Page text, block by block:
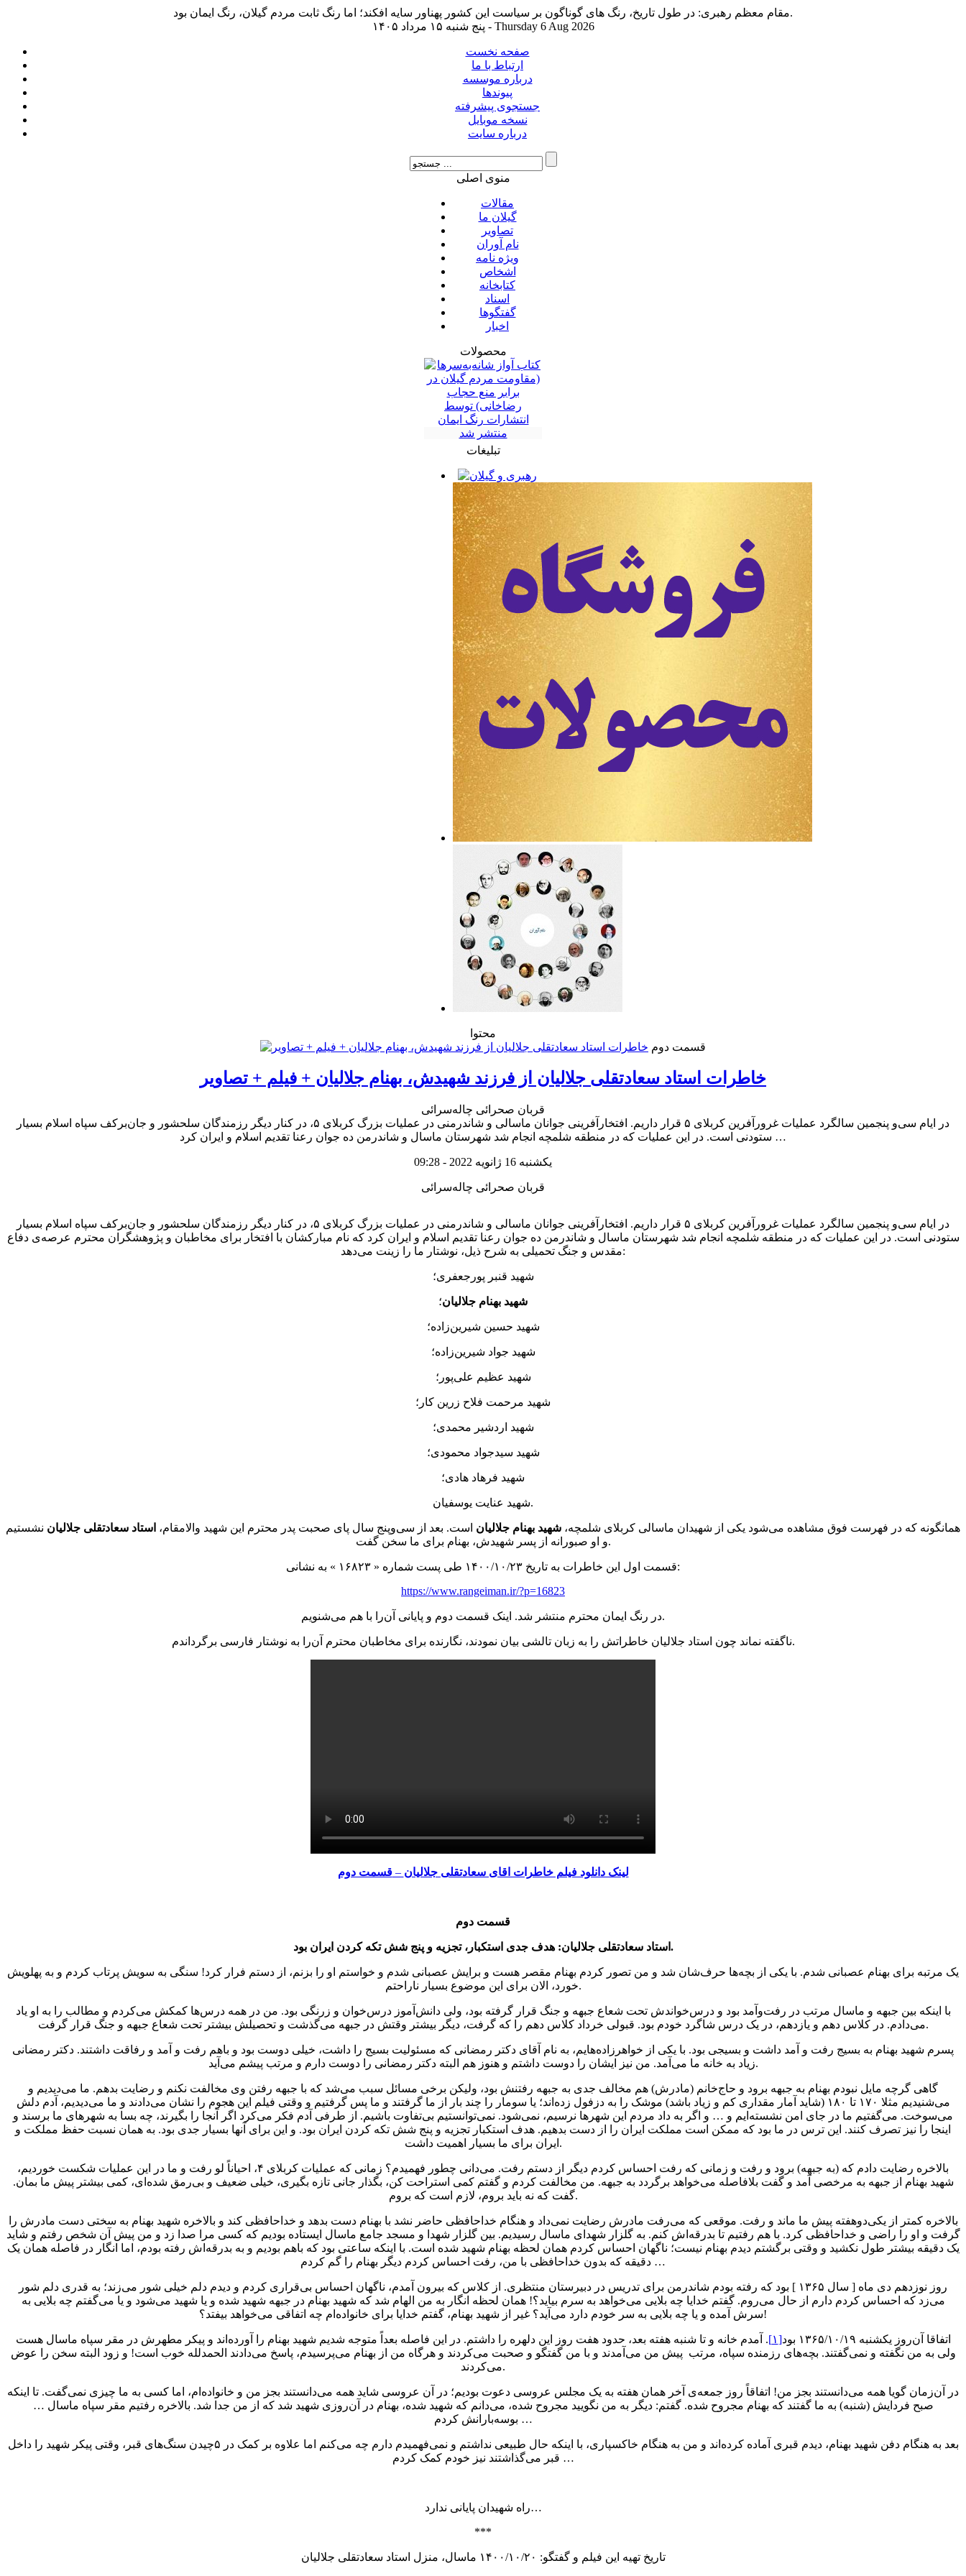
مقام معظم رهبری: در طول تاریخ، رنگ های گوناگون بر سیاست این کشور پهناور سایه افکند؛ اما رنگ ثابت مردم گیلان، رنگ ایمان بود.
پنج شنبه ۱۵ مرداد ۱۴۰۵ - Thursday 6 Aug 2026
صفحه نخست
ارتباط با ما
درباره موسسه
پیوندها
جستجوی پیشرفته
نسخه موبایل
درباره سایت
منوی اصلی
مقالات
گیلان ما
تصاویر
نام آوران
ویژه نامه
اشخاص
کتابخانه
اسناد
گفتگوها
اخبار
محصولات
تبلیغات
محتوا
قسمت دوم
خاطرات استاد سعادتقلی جلالیان از فرزند شهیدش، بهنام جلالیان + فیلم + تصاویر
قربان صحرائی چاله‌سرائی
در ایام سی‌و پنجمین سالگرد عملیات غرورآفرین کربلای ۵ قرار داریم. افتخارآفرینی جوانان ماسالی و شاندرمنی در عملیات بزرگ کربلای ۵، در کنار دیگر رزمندگان سلحشور و جان‌برکف سپاه اسلام بسیار
ستودنی است. در این عملیات که در منطقه شلمچه انجام شد شهرستان ماسال و شاندرمن ده جوان رعنا تقدیم اسلام و ایران کرد …
یکشنبه 16 ژانویه 2022 - 09:28
قربان صحرائی چاله‌سرائی
در ایام سی‌و پنجمین سالگرد عملیات غرورآفرین کربلای ۵ قرار داریم. افتخارآفرینی جوانان ماسالی و شاندرمنی در عملیات بزرگ کربلای ۵، در کنار دیگر رزمندگان سلحشور و جان‌برکف سپاه اسلام بسیار
ستودنی است. در این عملیات که در منطقه شلمچه انجام شد شهرستان ماسال و شاندرمن ده جوان رعنا تقدیم اسلام و ایران کرد که نام مبارکشان با افتخار برای مخاطبان و پژوهشگران محترم عرصه‌ی دفاع
مقدس و جنگ تحمیلی به شرح ذیل، نوشتار ما را زینت می‌دهد:
شهید قنبر پورجعفری؛
شهید بهنام جلالیان؛
شهید حسین شیرین‌زاده؛
شهید جواد شیرین‌زاده؛
شهید عظیم علی‌پور؛
شهید مرحمت فلاح زرین کار؛
شهید اردشیر محمدی؛
شهید سیدجواد محمودی؛
شهید فرهاد هادی؛
شهید عنایت یوسفیان.
همانگونه که در فهرست فوق مشاهده می‌شود یکی از شهیدان ماسالی کربلای شلمچه، شهید بهنام جلالیان است. بعد از سی‌وپنج سال پای صحبت پدر محترم این شهید والامقام، استاد سعادتقلی جلالیان نشستیم
و او صبورانه از پسر شهیدش، بهنام برای ما سخن گفت.
قسمت اول این خاطرات به تاریخ ۱۴۰۰/۱۰/۲۳ طی پست شماره « ۱۶۸۲۳ » به نشانی:
https://www.rangeiman.ir/?p=16823
در رنگ ایمان محترم منتشر شد. اینک قسمت دوم و پایانی‌ آن‌را با هم می‌شنویم.
ناگفته نماند چون استاد جلالیان خاطراتش را به زبان تالشی بیان نمودند، نگارنده برای مخاطبان محترم آن‌را به نوشتار فارسی برگرداندم.
لینک دانلود فیلم خاطرات اقای سعادتقلی جلالیان –قسمت دوم
قسمت دوم
استاد سعادتقلی جلالیان: هدف جدی استکبار، تجزیه و پنج شش تکه کردن ایران بود.
یک مرتبه برای بهنام عصبانی شدم. با یکی از بچه‌ها حرف‌شان شد و من تصور کردم بهنام مقصر هست و برایش عصبانی شدم و خواستم او را بزنم، از دستم فرار کرد! سنگی به سویش پرتاب کردم و به پهلویش
خورد، الان برای این موضوع بسیار ناراحتم.
با اینکه بین جبهه و ماسال مرتب در رفت‌وآمد بود و درس‌خواندش تحت شعاع جبهه و جنگ قرار گرفته بود، ولی دانش‌آموز درس‌خوان و زرنگی بود. من در همه درس‌ها کمکش می‌کردم و مطالب را به او یاد
می‌دادم. در کلاس دهم و یازدهم، در یک درس شاگرد خودم بود. قبولی خرداد کلاس دهم را که گرفت، دیگر بیشتر وقتش در جبهه می‌گذشت و تحصیلش بیشتر تحت شعاع جبهه و جنگ قرار گرفت.
پسرم شهید بهنام به بسیج رفت و آمد داشت و بسیجی بود. با یکی از خواهرزاده‌هایم، به نام آقای دکتر رمضانی که مسئولیت بسیج را داشت، خیلی دوست بود و باهم رفت و آمد و رفاقت داشتند. دکتر رمضانی
زیاد به خانه ما می‌آمد. من نیز ایشان را دوست داشتم و هنوز هم البته دکتر رمضانی را دوست دارم و مرتب پیشم می‌آید.
گاهی گرچه مایل نبودم بهنام به جبهه برود و حاج‌خانم (مادرش) هم مخالف جدی به جبهه رفتنش بود، ولیکن برخی مسائل سبب می‌شد که با جبهه رفتن وی مخالفت نکنم و رضایت بدهم. ما می‌دیدیم و
می‌شنیدیم مثلا ۱۷۰ تا ۱۸۰ (شاید آمار مقداری کم و زیاد باشد) موشک را به دزفول زده‌اند؛ یا سومار را چند بار از ما گرفتند و ما پس گرفتیم و وقتی فیلم این هجوم را نشان می‌دادند و ما می‌دیدیم، آدم دلش
می‌سوخت. می‌گفتیم ما در جای امن نشسته‌ایم و … و اگر به داد مردم این شهرها نرسیم، نمی‌شود. نمی‌توانستیم بی‌تفاوت باشیم. از طرفی آدم فکر می‌کرد اگر آنجا را بگیرند، چه بسا به شهرهای ما برسند و
اینجا را نیز تصرف کنند. این ترس در ما بود که ممکن است مملکت ایران را از دست بدهیم. هدف استکبار تجزیه و پنج شش تکه کردن ایران بود. و این برای آنها‌ بسیار جدی بود. به همان نسبت حفظ مملکت و
ایران برای ما بسیار اهمیت داشت.
بالاخره رضایت دادم که (به جبهه) برود و رفت و زمانی که رفت احساس کردم دیگر از دستم رفت. می‌دانی چطور فهمیدم؟ زمانی که عملیات کربلای ۴، احیاناً لو رفت و ما در این عملیات شکست خوردیم،
شهید بهنام از جبهه به مرخصی آمد و گفت بلافاصله می‌خواهد برگردد به جبهه. من مخالفت کردم و گفتم کمی استراحت کن، بگذار جانی تازه بگیری، خیلی ضعیف و بی‌رمق شده‌ای، کمی بیشتر پیش ما بمان.
گفت که نه باید بروم، لازم است که بروم.
بالاخره کمتر از یکی‌دوهفته پیش ما ماند و رفت. موقعی که می‌رفت مادرش رضایت نمی‌داد و هنگام خداحافظی حاضر نشد با بهنام دست بدهد و خداحافظی کند و بالاخره شهید بهنام به سختی دست مادرش را
گرفت و او را راضی و خداحافظی کرد. با هم رفتیم تا بدرقه‌اش کنم. به گلزار شهدای ماسال رسیدیم. بین گلزار شهدا و مسجد جامع ماسال ایستاده بودیم که کسی مرا صدا زد و من پیش آن شخص رفتم و شاید
یک دقیقه بیشتر طول نکشید و وقتی برگشتم دیدم بهنام نیست؛ ناگهان احساس کردم همان لحظه بهنام شهید شده است. با اینکه ساعتی بود که باهم بودیم و به بدرقه‌اش رفته بودم، اما انگار در فاصله همان یک
دقیقه که بدون خداحافظی با من، رفت احساس کردم دیگر بهنام را گم کردم …
روز نوزدهم دی ماه [ سال ۱۳۶۵ ] بود که رفته بودم شاندرمن برای تدریس در دبیرستان منتظری. از کلاس که بیرون آمدم، ناگهان احساس بی‌قراری کردم و دیدم دلم خیلی شور می‌زند؛ به قدری دلم شور
می‌زد که احساس کردم دارم از حال می‌روم. گفتم خدایا چه بلایی می‌خواهد به سرم بیاید؟! همان لحظه انگار به من الهام شد که شهید بهنام در جبهه شهید شده و یا شهید می‌شود و یا می‌گفتم چه بلایی به
سرش آمده و یا چه بلایی به سر خودم دارد می‌آید؟ غیر از شهید بهنام، گفتم خدایا برای خانواده‌ام چه اتفاقی می‌خواهد بیفتد؟!
اتفاقا آن‌روز یکشنبه ۱۳۶۵/۱۰/۱۹ بود [۱]
. آمدم خانه و تا شنبه هفته بعد، حدود هفت روز این دلهره را داشتم. در این فاصله بعداً متوجه شدیم شهید بهنام را آورده‌اند و پیکر مطهرش در مقر سپاه ماسال هست
ولی به من نگفته و نمی‌گفتند. بچه‌های رزمنده سپاه، مرتب پیش من می‌آمدند و با من گفتگو و صحبت می‌کردند و هرگاه من از بهنام می‌پرسیدم، پاسخ می‌دادند الحمدلله خوب است! و زود البته سخن را عوض
می‌کردند.
در آن‌زمان گویا همه می‌دانستند بجز من! اتفاقاً روز جمعه‌ی آخر همان هفته به یک مجلس عروسی دعوت بودیم؛ در آن عروسی شاید همه می‌دانستند بجز من و خانواده‌ام، اما کسی به ما چیزی نمی‌گفت. تا اینکه
صبح فردایش (شنبه) به ما گفتند که بهنام مجروح شده. گفتم: دیگر به من نگویید مجروح شده، می‌دانم که شهید شده، بهنام در آن‌روزی شهید شد که از من جدا شد. بالاخره رفتیم مقر سپاه ماسال …
بوسه‌بارانش کردم …
بعد به هنگام دفن شهید بهنام، دیدم قبری آماده کرده‌اند و من به هنگام خاکسپاری، با اینکه حال طبیعی نداشتم و نمی‌فهمیدم دارم چه می‌کنم اما علاوه بر کمک در ۵چیدن سنگ‌های قبر، وقتی پیکر شهید را داخل
قبر می‌گذاشتند نیز خودم کمک کردم …
راه شهیدان پایانی ندارد…
***
تاریخ تهیه این فیلم و گفتگو: ۱۴۰۰/۱۰/۲۰ ماسال، منزل استاد سعادتقلی جلالیان